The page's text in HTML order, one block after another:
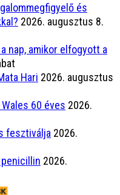
és
2026. augusztus 8.
nap, amikor elfogyott a
Hari 2026. augusztus
60 éves 2026.
fesztiválja 2026.
2026.